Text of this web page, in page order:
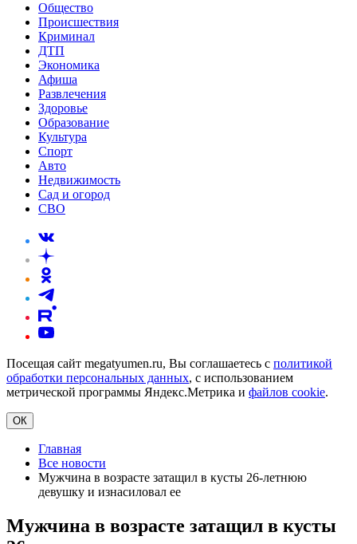
Общество
Происшествия
Криминал
ДТП
Экономика
Афиша
Развлечения
Здоровье
Образование
Культура
Спорт
Авто
Недвижимость
Сад и огород
СВО
Посещая сайт megatyumen.ru, Вы соглашаетесь с политикой
обработки персональных данных, с использованием
метрической программы Яндекс.Метрика и файлов cookie.
ОК
Главная
Все новости
Мужчина в возрасте затащил в кусты 26-летнюю
девушку и изнасиловал ее
Мужчина в возрасте затащил в кусты